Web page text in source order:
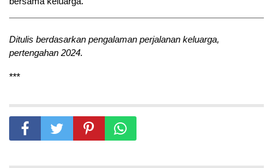
Ditulis berdasarkan pengalaman perjalanan keluarga,
pertengahan 2024.
***